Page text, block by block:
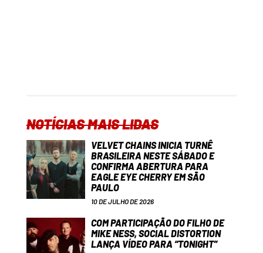
NOTÍCIAS MAIS LIDAS
VELVET CHAINS INICIA TURNÊ
BRASILEIRA NESTE SÁBADO E
CONFIRMA ABERTURA PARA
EAGLE EYE CHERRY EM SÃO
PAULO
10 DE JULHO DE 2026
COM PARTICIPAÇÃO DO FILHO DE
MIKE NESS, SOCIAL DISTORTION
LANÇA VÍDEO PARA “TONIGHT”